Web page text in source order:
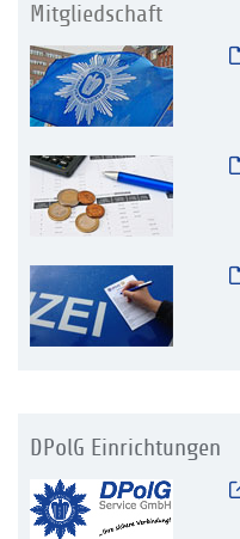
Mitgliedschaft
DPolG Einrichtungen